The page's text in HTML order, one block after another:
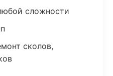
сложности
сколов,